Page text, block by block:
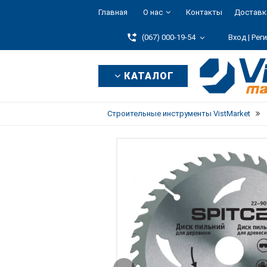
Главная О нас Контакты
(067) 000-19-54 Вход |
КАТАЛОГ
Строительные инструменты VistMarket